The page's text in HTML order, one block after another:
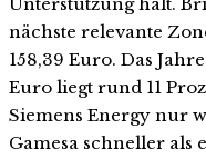
Unterstützung hält.
nächste relevante
158,39 Euro. Das
Euro liegt rund 11
Siemens Energy nur
Gamesa schneller als